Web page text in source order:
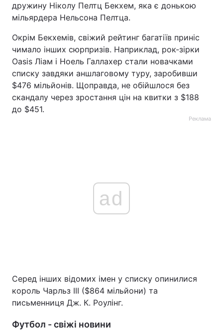
дружину Ніколу Пелтц Бекхем, яка є донькою
мільярдера Нельсона Пелтца.
Окрім Бекхемів, свіжий рейтинг багатіїв приніс
чимало інших сюрпризів. Наприклад, рок-зірки
Oasis Ліам і Ноель Галлахер стали новачками
списку завдяки аншлаговому туру, заробивши
$476 мільйонів. Щоправда, не обійшлося без
скандалу через зростання цін на квитки з $188
до $451.
Реклама
ad
Серед інших відомих імен у списку опинилися
король Чарльз ІІІ ($864 мільйони) та
письменниця Дж. К. Роулінг.
Футбол - свіжі новини